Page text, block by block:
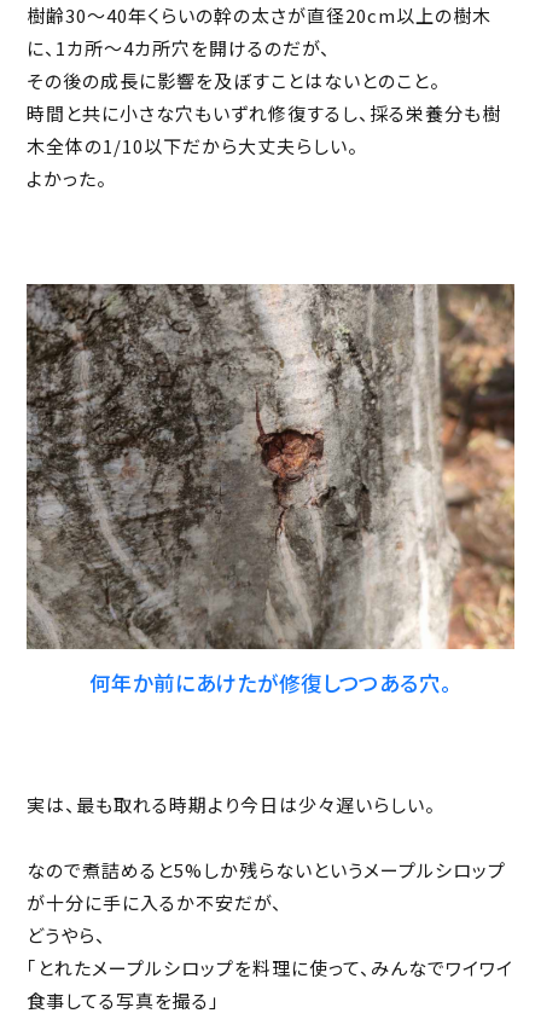
樹齢30〜40年くらいの幹の太さが直径20cm以上の樹木
に、1カ所～4カ所穴を開けるのだが、
その後の成長に影響を及ぼすことはないとのこと。
時間と共に小さな穴もいずれ修復するし、採る栄養分も樹
木全体の1/10以下だから大丈夫らしい。
よかった。
何年か前にあけたが修復しつつある穴。
実は、最も取れる時期より今日は少々遅いらしい。
なので煮詰めると5%しか残らないというメープルシロップ
が十分に手に入るか不安だが、
どうやら、
｢とれたメープルシロップを料理に使って、みんなでワイワイ
食事してる写真を撮る｣